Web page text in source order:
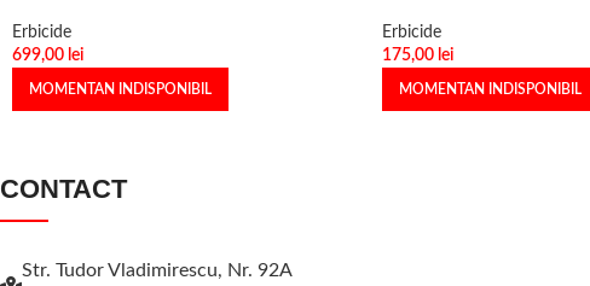
Erbicide
699,00 lei
MOMENTAN INDISPONIBIL
Erbicide
175,00 lei
MOMENTAN INDISPONIBIL
CONTACT
Str. Tudor Vladimirescu, Nr. 92A